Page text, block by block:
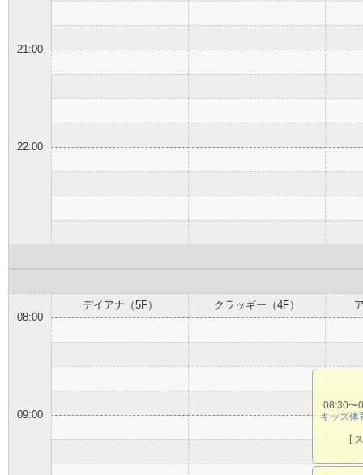
21:00
22:00
デイアナ（5F） クラッギー（4F）
08:00
09:00
08:30〜
キッズ体
[